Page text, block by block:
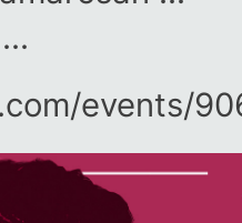
…
​events/​